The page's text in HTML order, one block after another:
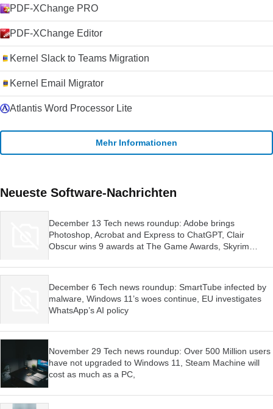
PDF-XChange PRO
PDF-XChange Editor
Kernel Slack to Teams Migration
Kernel Email Migrator
Atlantis Word Processor Lite
Mehr Informationen
Neueste Software-Nachrichten
December 13 Tech news roundup: Adobe brings
Photoshop, Acrobat and Express to ChatGPT, Clair
Obscur wins 9 awards at The Game Awards, Skyrim
December 6 Tech news roundup: SmartTube infected by
malware, Windows 11’s woes continue, EU investigates
WhatsApp’s AI policy
November 29 Tech news roundup: Over 500 Million users
have not upgraded to Windows 11, Steam Machine will
cost as much as a PC,